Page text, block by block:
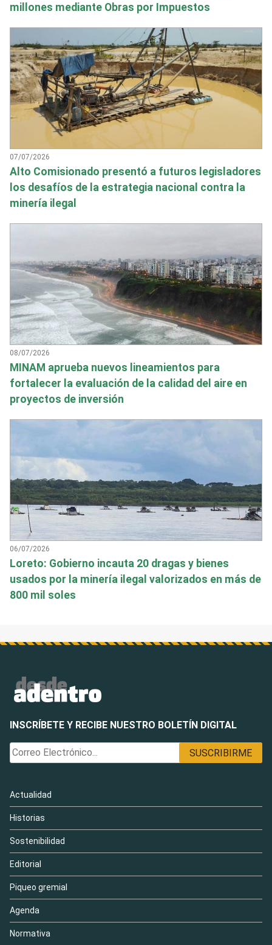
millones mediante Obras por Impuestos
07/07/2026
Alto Comisionado presentó a futuros legisladores
los desafíos de la estrategia nacional contra la
minería ilegal
08/07/2026
MINAM aprueba nuevos lineamientos para
fortalecer la evaluación de la calidad del aire en
proyectos de inversión
06/07/2026
Loreto: Gobierno incauta 20 dragas y bienes
usados por la minería ilegal valorizados en más de
800 mil soles
INSCRÍBETE Y RECIBE NUESTRO BOLETÍN DIGITAL
Actualidad
Historias
Sostenibilidad
Editorial
Piqueo gremial
Agenda
Normativa